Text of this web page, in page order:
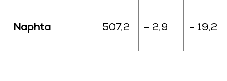
Naphta 507,2 – 2,9 – 19,2